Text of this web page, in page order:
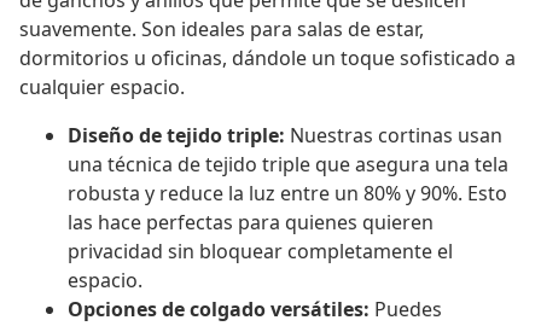
suavemente. Son ideales para salas de estar,
dormitorios u oficinas, dándole un toque sofisticado a
cualquier espacio.
Diseño de tejido triple: Nuestras cortinas usan
una técnica de tejido triple que asegura una tela
robusta y reduce la luz entre un 80% y 90%. Esto
las hace perfectas para quienes quieren
privacidad sin bloquear completamente el
espacio.
Opciones de colgado versátiles: Puedes